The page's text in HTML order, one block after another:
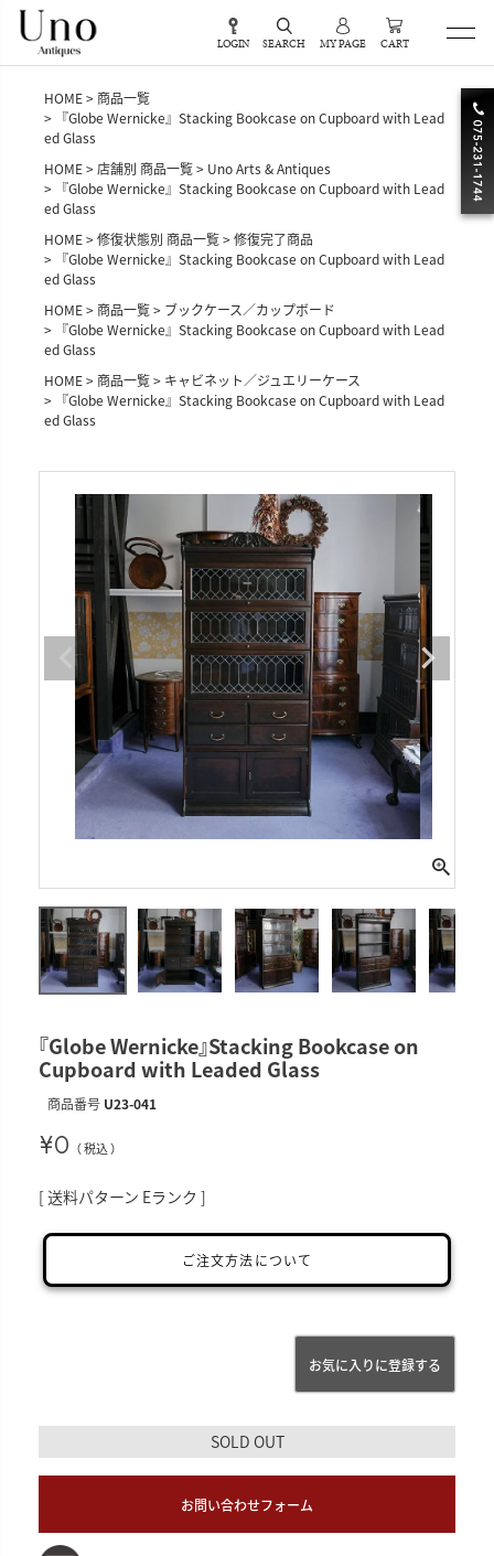
LOGIN SEARCH MY PAGE CART
HOME
商品一覧
『Globe Wernicke』Stacking Bookcase on Cupboard with Lead
ed Glass
HOME
店舗別 商品一覧
Uno Arts & Antiques
『Globe Wernicke』Stacking Bookcase on Cupboard with Lead
ed Glass
HOME
修復状態別 商品一覧
修復完了商品
『Globe Wernicke』Stacking Bookcase on Cupboard with Lead
ed Glass
HOME
商品一覧
ブックケース／カップボード
『Globe Wernicke』Stacking Bookcase on Cupboard with Lead
ed Glass
HOME
商品一覧
キャビネット／ジュエリーケース
『Globe Wernicke』Stacking Bookcase on Cupboard with Lead
ed Glass
『Globe Wernicke』Stacking Bookcase on
Cupboard with Leaded Glass
商品番号 U23-041
¥0 税込
送料パターン Eランク
ご注文方法について
お気に入りに登録する
SOLD OUT
お問い合わせフォーム